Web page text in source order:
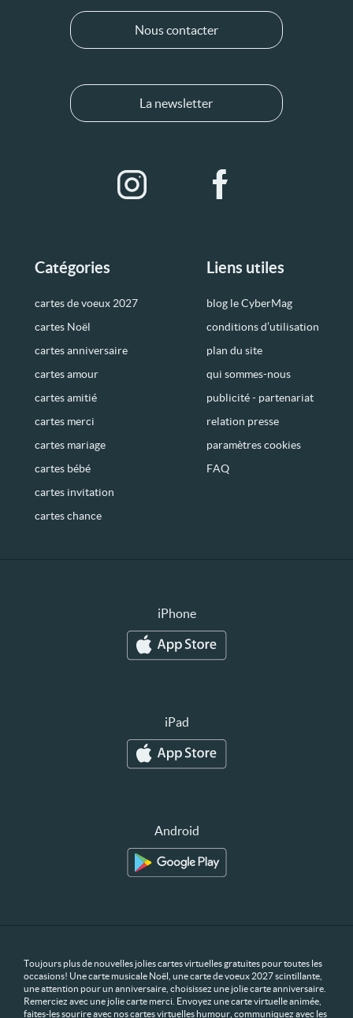
Catégories
cartes de voeux 2027
cartes Noël
cartes anniversaire
cartes amour
cartes amitié
cartes merci
cartes mariage
cartes bébé
cartes invitation
cartes chance
Liens utiles
blog le CyberMag
conditions d’utilisation
plan du site
qui sommes-nous
publicité - partenariat
relation presse
paramètres cookies
FAQ
Nous contacter
La newsletter
iPhone
iPad
Android
Toujours plus de nouvelles jolies cartes virtuelles gratuites pour toutes les
occasions! Une carte musicale Noël, une carte de voeux 2027 scintillante,
une attention pour un anniversaire, choisissez une jolie carte anniversaire.
Remerciez avec une jolie carte merci. Envoyez une carte virtuelle animée,
faites-les sourire avec nos cartes virtuelles humour, communiquez avec les